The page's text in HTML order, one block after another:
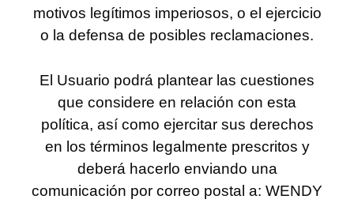
motivos legítimos imperiosos, o el ejercicio
o la defensa de posibles reclamaciones.
El Usuario podrá plantear las cuestiones
que considere en relación con esta
política, así como ejercitar sus derechos
en los términos legalmente prescritos y
deberá hacerlo enviando una
comunicación por correo postal a: WENDY